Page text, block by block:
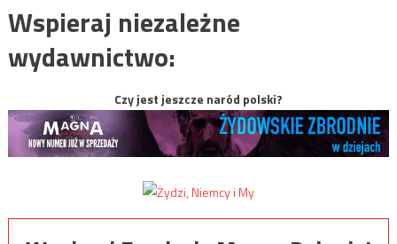
Wspieraj niezależne
wydawnictwo:
Czy jest jeszcze naród polski?